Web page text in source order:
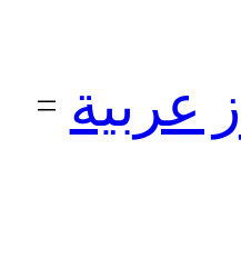
عربية